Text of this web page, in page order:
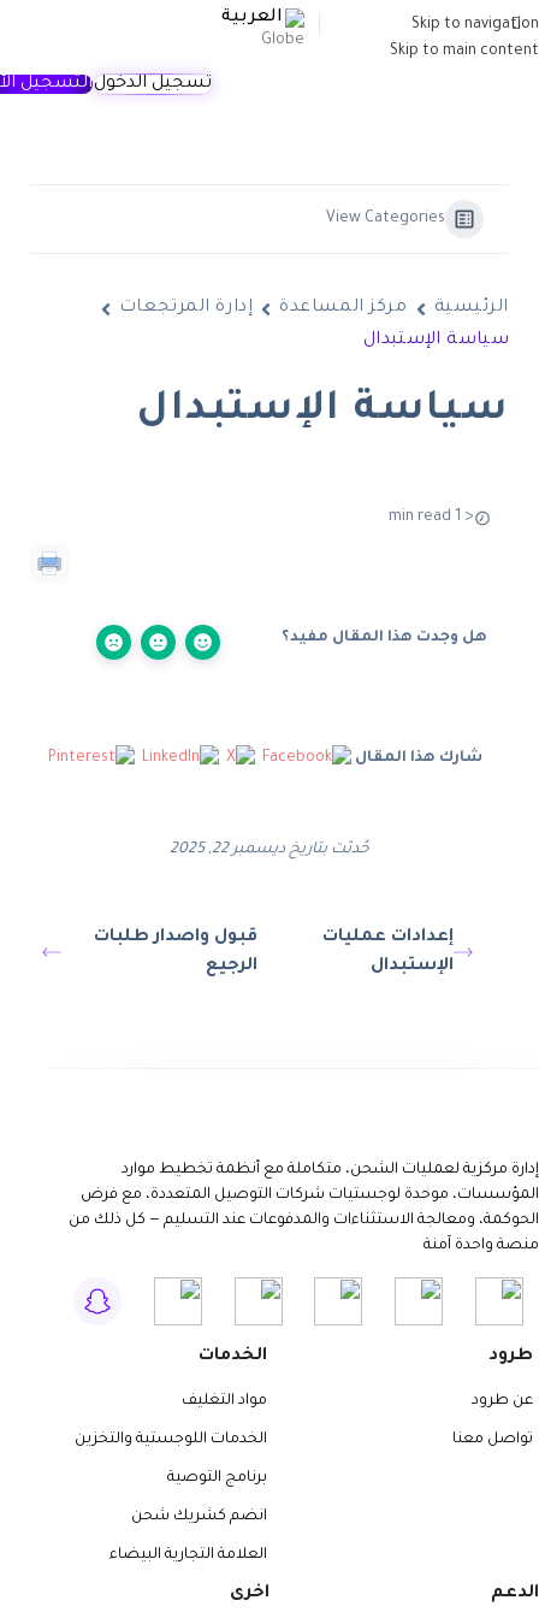
Skip to navigation
Skip to main content
العربية
تسجيل الدخولالتسجيل
View Categories
الرئيسية مركز المساعدة
إدارة المرتجعات
سياسة الإستبدال
سياسة الإستبدال
< 1 min read
هل وجدت هذا المقال مفيد؟
شارك هذا المقال
حُدثت بتاريخ ديسمبر 22, 2025
إعدادات عمليات
الإستبدال
قبول واصدار طلبات
الرجيع
إدارة مركزية لعمليات الشحن، متكاملة مع أنظمة تخطيط موارد
المؤسسات، موحدة لوجستيات شركات التوصيل المتعددة، مع فرض
الحوكمة، ومعالجة الاستثناءات والمدفوعات عند التسليم — كل ذلك من
منصة واحدة آمنة
طرود
عن طرود
تواصل معنا
الخدمات
مواد التغليف
الخدمات اللوجستية والتخزين
برنامج التوصية
انضم كشريك شحن
العلامة التجارية البيضاء
الدعم اخرى